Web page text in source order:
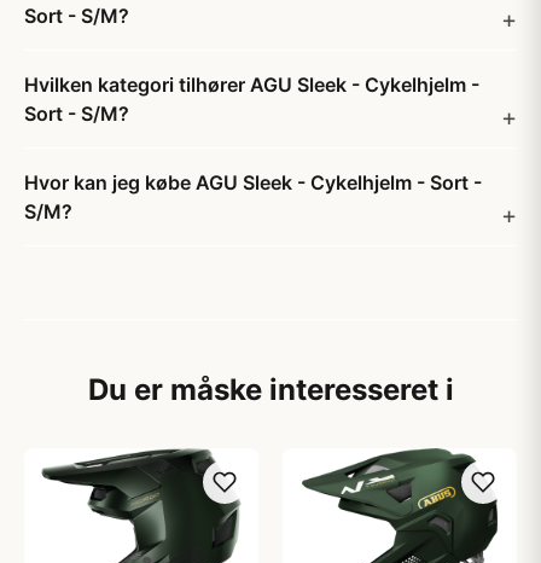
Sort - S/M?
Hvilken kategori tilhører AGU Sleek - Cykelhjelm -
Sort - S/M?
Hvor kan jeg købe AGU Sleek - Cykelhjelm - Sort -
S/M?
Du er måske interesseret i